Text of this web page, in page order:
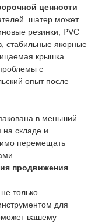
ценности
шатер может
резинки, PVC
стабильные якорные
крышка
с
опыт после
в меньший
на складе.и
перемещать
продвижения
только
для
вашему